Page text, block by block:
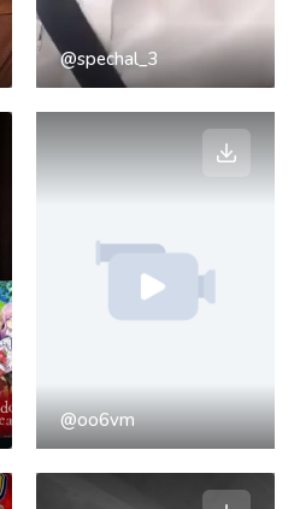
@spechal_3
@oo6vm